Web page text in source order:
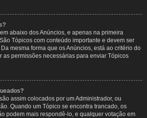
abaixo dos Anúncios, e apenas na primeira
Tópicos com conteúdo importante e devem ser
mesma forma que os Anúncios, está ao critério do
as permissões necessárias para enviar Tópicos
assim colocados por um Administrador, ou
Quando um Tópico se encontra trancado, os
podem mais respondê-lo, e qualquer votação em